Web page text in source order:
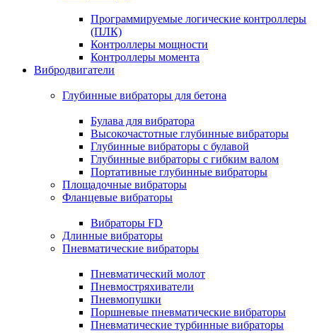
Программируемые логические контроллеры
(ПЛК)
Контроллеры мощности
Контроллеры момента
Вибродвигатели
Глубинные вибраторы для бетона
Булава для вибратора
Высокочастотные глубинные вибраторы
Глубинные вибраторы с булавой
Глубинные вибраторы с гибким валом
Портативные глубинные вибраторы
Площадочные вибраторы
Фланцевые вибраторы
Вибраторы FD
Длинные вибраторы
Пневматические вибраторы
Пневматический молот
Пневмостряхиватели
Пневмопушки
Поршневые пневматические вибраторы
Пневматические турбинные вибраторы